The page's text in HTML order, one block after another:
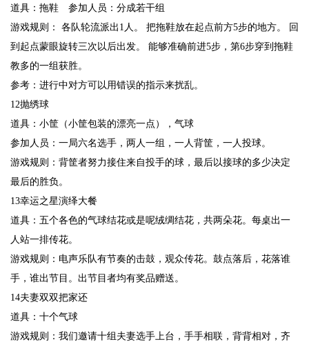
道具：拖鞋 参加人员：分成若干组
游戏规则： 各队轮流派出1人。 把拖鞋放在起点前方5步的地方。 回
到起点蒙眼旋转三次以后出发。 能够准确前进5步，第6步穿到拖鞋
教多的一组获胜。
参考：进行中对方可以用错误的指示来扰乱。
12抛绣球
道具：小筐（小筐包装的漂亮一点），气球
参加人员：一局六名选手，两人一组，一人背筐，一人投球。
游戏规则：背筐者努力接住来自投手的球，最后以接球的多少决定
最后的胜负。
13幸运之星演绎大餐
道具：五个各色的气球结花或是呢绒绸结花，共两朵花。每桌出一
人站一排传花。
游戏规则：电声乐队有节奏的击鼓，观众传花。鼓点落后，花落谁
手，谁出节目。出节目者均有奖品赠送。
14夫妻双双把家还
道具：十个气球
游戏规则：我们邀请十组夫妻选手上台，手手相联，背背相对，齐